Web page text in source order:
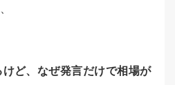
けど、なぜ発言だけで相場が